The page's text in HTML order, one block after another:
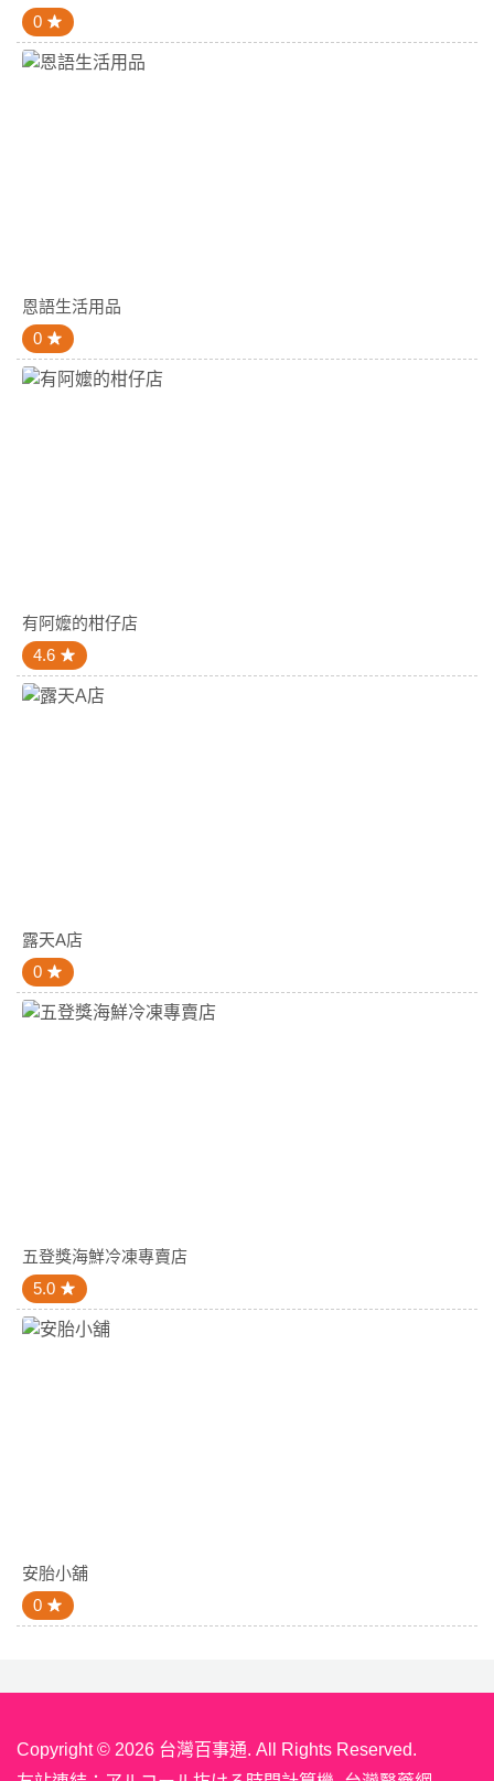
0
恩語生活用品
0
有阿嬤的柑仔店
4.6
露天A店
0
五登獎海鮮冷凍專賣店
5.0
安胎小舖
0
Copyright © 2026 台灣百事通. All Rights Reserved.